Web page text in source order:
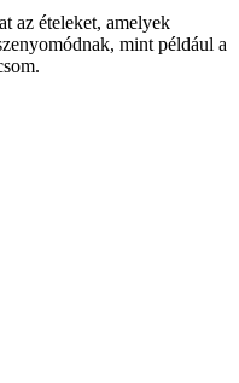
az ételeket, amelyek
mint például a